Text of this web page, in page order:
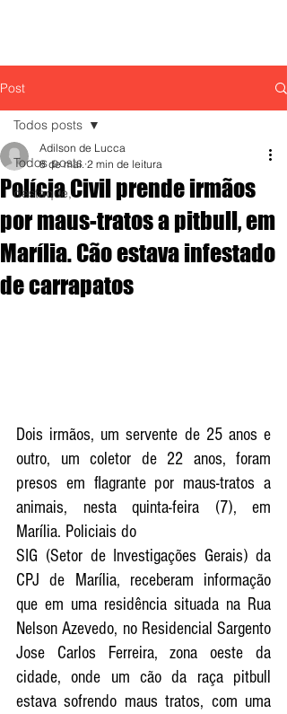
Post
Todos posts
destaque,
Todos posts
Polícia Civil prende irmãos
por maus-tratos a pitbull, em
Marília. Cão estava infestado
de carrapatos
Adilson de Lucca
8 de mai. 2 min de leitura
Dois irmãos, um servente de 25 anos e
outro, um coletor de 22 anos, foram
presos em flagrante por maus-tratos a
animais, nesta quinta-feira (7), em
Marília. Policiais do
SIG (Setor de Investigações Gerais) da
CPJ de Marília, receberam informação
que em uma residência situada na Rua
Nelson Azevedo, no Residencial Sargento
Jose Carlos Ferreira, zona oeste da
cidade, onde um cão da raça pitbull
estava sofrendo maus tratos, com uma